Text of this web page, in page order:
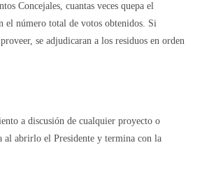
Concejales, cuantas veces quepa el
el número total de votos obtenidos. Si
se adjudicaran a los residuos en orden
a discusión de cualquier proyecto o
al abrirlo el Presidente y termina con la